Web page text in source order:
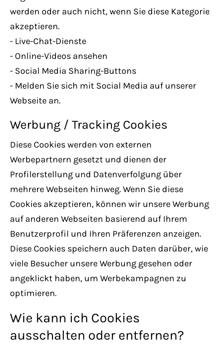
werden oder auch nicht, wenn Sie diese Kategorie
akzeptieren.
- Live-Chat-Dienste
- Online-Videos ansehen
- Social Media Sharing-Buttons
- Melden Sie sich mit Social Media auf unserer
Webseite an.
Werbung / Tracking Cookies
Diese Cookies werden von externen
Werbepartnern gesetzt und dienen der
Profilerstellung und Datenverfolgung über
mehrere Webseiten hinweg. Wenn Sie diese
Cookies akzeptieren, können wir unsere Werbung
auf anderen Webseiten basierend auf Ihrem
Benutzerprofil und Ihren Präferenzen anzeigen.
Diese Cookies speichern auch Daten darüber, wie
viele Besucher unsere Werbung gesehen oder
angeklickt haben, um Werbekampagnen zu
optimieren.
Wie kann ich Cookies
ausschalten oder entfernen?